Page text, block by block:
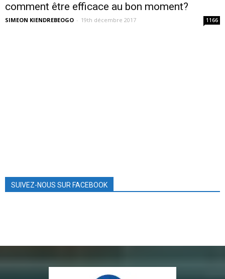
comment être efficace au bon moment?
SIMEON KIENDREBEOGO - 19th décembre 2017 1166
SUIVEZ-NOUS SUR FACEBOOK